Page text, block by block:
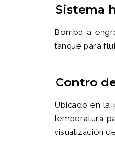
Sistema
Bomba a
tanque para
Contro
Ubicado en la
temperatura
visualización